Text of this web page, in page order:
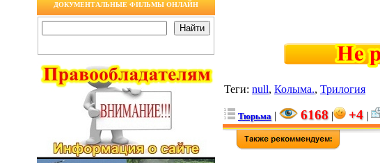
ДОКУМЕНТАЛЬНЫЕ ФИЛЬМЫ ОНЛАЙН
Теги: null, Колыма., Трилогия
Тюрьма | 6168 | +4 |